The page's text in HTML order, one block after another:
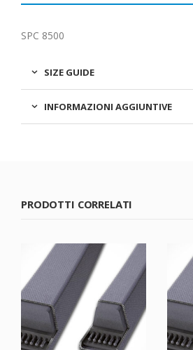
SPC 8500
SIZE GUIDE
INFORMAZIONI AGGIUNTIVE
PRODOTTI CORRELATI